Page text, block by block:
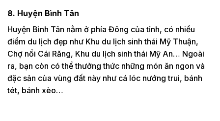
8. Huyện Bình Tân
Huyện Bình Tân nằm ở phía Đông của tỉnh, có nhiều
điểm du lịch đẹp như Khu du lịch sinh thái Mỹ Thuận,
Chợ nổi Cái Răng, Khu du lịch sinh thái Mỹ An… Ngoài
ra, bạn còn có thể thưởng thức những món ăn ngon và
đặc sản của vùng đất này như cá lóc nướng trui, bánh
tét, bánh xèo…